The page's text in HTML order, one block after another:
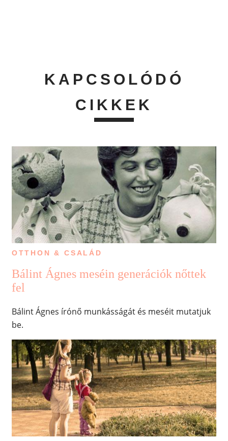
KAPCSOLÓDÓ
CIKKEK
OTTHON & CSALÁD
Bálint Ágnes meséin generációk nőttek
fel
Bálint Ágnes írónő munkásságát és meséit mutatjuk
be.